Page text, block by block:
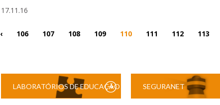
17.11.16
‹ 106 107 108 109 110 111 112 113
LABORATÓRIOS DE EDUCAÇÃO SEGURANET